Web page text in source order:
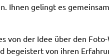
Ihnen gelingt es
von der Idee über den
begeis­tert von ihren